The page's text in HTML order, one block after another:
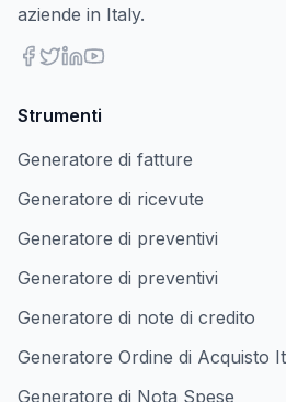
aziende in Italy.
Strumenti
Generatore di fatture
Generatore di ricevute
Generatore di preventivi
Generatore di preventivi
Generatore di note di credito
Generatore Ordine di Acquisto
Generatore di Nota Spese